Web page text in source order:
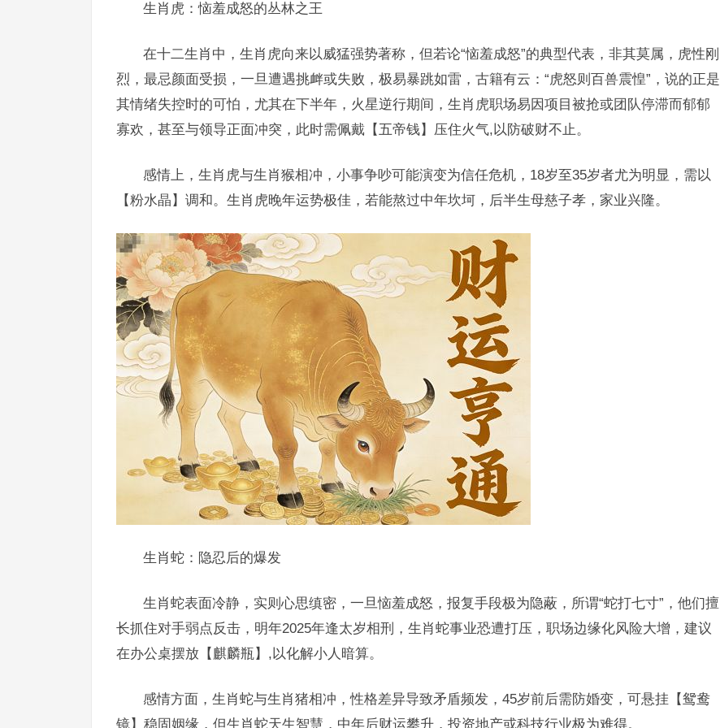
生肖虎：恼羞成怒的丛林之王
在十二生肖中，生肖虎向来以威猛强势著称，但若论“恼羞成怒”的典型代表，非其莫属，虎性刚
烈，最忌颜面受损，一旦遭遇挑衅或失败，极易暴跳如雷，古籍有云：“虎怒则百兽震惶”，说的正是
其情绪失控时的可怕，尤其在下半年，火星逆行期间，生肖虎职场易因项目被抢或团队停滞而郁郁
寡欢，甚至与领导正面冲突，此时需佩戴【五帝钱】压住火气,以防破财不止。
感情上，生肖虎与生肖猴相冲，小事争吵可能演变为信任危机，18岁至35岁者尤为明显，需以
【粉水晶】调和。生肖虎晚年运势极佳，若能熬过中年坎坷，后半生母慈子孝，家业兴隆。
生肖蛇：隐忍后的爆发
生肖蛇表面冷静，实则心思缜密，一旦恼羞成怒，报复手段极为隐蔽，所谓“蛇打七寸”，他们擅
长抓住对手弱点反击，明年2025年逢太岁相刑，生肖蛇事业恐遭打压，职场边缘化风险大增，建议
在办公桌摆放【麒麟瓶】,以化解小人暗算。
感情方面，生肖蛇与生肖猪相冲，性格差异导致矛盾频发，45岁前后需防婚变，可悬挂【鸳鸯
镜】稳固姻缘，但生肖蛇天生智慧，中年后财运攀升，投资地产或科技行业极为难得。